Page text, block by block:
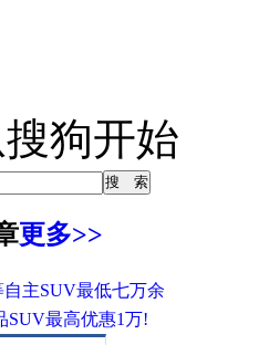
搜狗开始
更多>>
主SUV最低七万余
SUV最高优惠1万!